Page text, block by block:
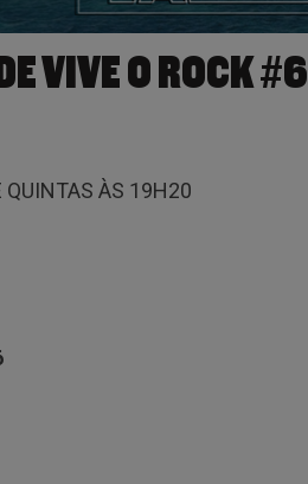
VIVE O ROCK #6
QUINTAS ÀS 19H20